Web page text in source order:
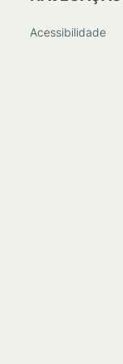
Acessibilidade